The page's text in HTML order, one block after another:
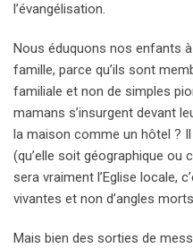
l’évangélisation.
Nous éduquons nos enfants
famille, parce qu’ils sont
familiale et non de simples
mamans s’insurgent devant
la maison comme un hôtel ?
(qu’elle soit géographique ou
sera vraiment l’Eglise locale,
vivantes et non d’angles
Mais bien des sorties de